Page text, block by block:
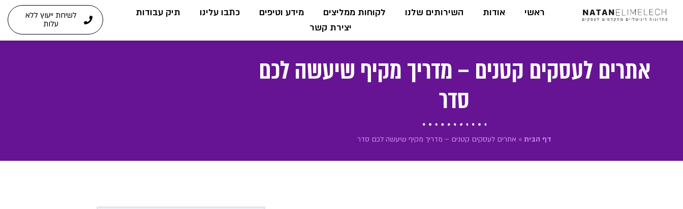
ראשי אודות השירותים שלנו לקוחות ממליצים מידע וטיפים כתבו עלינו
תיק עבודות
יצירת קשר
לשיחת ייעוץ ללא
עלות
אתרים לעסקים קטנים – מדריך מקיף שיעשה לכם
סדר
דף הבית » אתרים לעסקים קטנים – מדריך מקיף שיעשה לכם סדר